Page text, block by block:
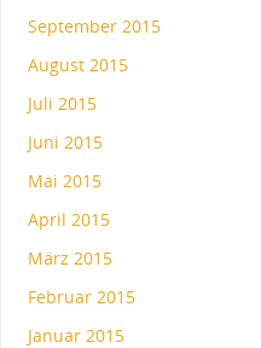
September 2015
August 2015
Juli 2015
Juni 2015
Mai 2015
April 2015
März 2015
Februar 2015
Januar 2015